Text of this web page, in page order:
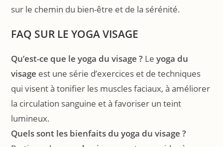
sur le chemin du bien-être et de la sérénité.
FAQ SUR LE YOGA VISAGE
Qu’est-ce que le yoga du visage ? Leyoga du
visage est une série d’exercices et de techniques
qui visent à tonifier les muscles faciaux, à améliorer
la circulation sanguine et à favoriser un teint
lumineux.
Quels sont les bienfaits du yoga du visage ?